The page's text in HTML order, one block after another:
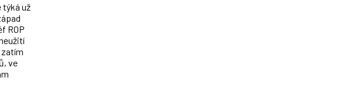
týká už
ROP
ve